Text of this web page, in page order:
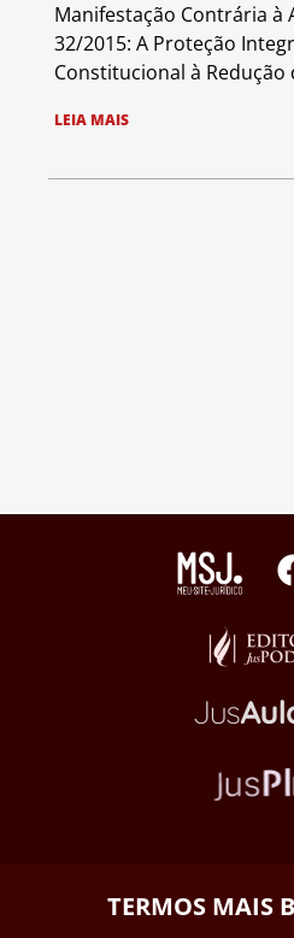
Manifestação Contrária à
32/2015: A Proteção
Constitucional à
LEIA MAIS
TERMOS MAIS